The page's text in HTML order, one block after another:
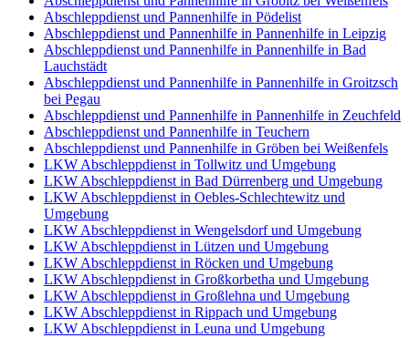
Abschleppdienst und Pannenhilfe in Pödelist
Abschleppdienst und Pannenhilfe in Pannenhilfe in Leipzig
Abschleppdienst und Pannenhilfe in Pannenhilfe in Bad
Lauchstädt
Abschleppdienst und Pannenhilfe in Pannenhilfe in Groitzsch
bei Pegau
Abschleppdienst und Pannenhilfe in Pannenhilfe in Zeuchfeld
Abschleppdienst und Pannenhilfe in Teuchern
Abschleppdienst und Pannenhilfe in Gröben bei Weißenfels
LKW Abschleppdienst in Tollwitz und Umgebung
LKW Abschleppdienst in Bad Dürrenberg und Umgebung
LKW Abschleppdienst in Oebles-Schlechtewitz und
Umgebung
LKW Abschleppdienst in Wengelsdorf und Umgebung
LKW Abschleppdienst in Lützen und Umgebung
LKW Abschleppdienst in Röcken und Umgebung
LKW Abschleppdienst in Großkorbetha und Umgebung
LKW Abschleppdienst in Großlehna und Umgebung
LKW Abschleppdienst in Rippach und Umgebung
LKW Abschleppdienst in Leuna und Umgebung